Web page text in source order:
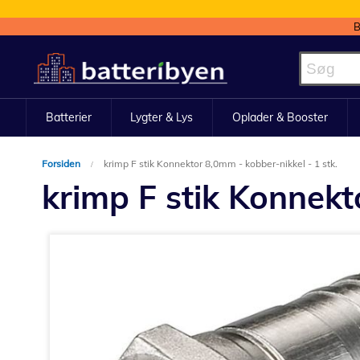
to
Content
Batterier Lygter & Lys Oplader & Booster
Forsiden krimp F stik Konnektor 8,0mm - kobber-nikkel - 1 stk.
krimp F stik